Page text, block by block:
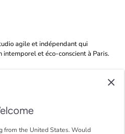
agile et indépendant qui
et éco-conscient à Paris.
from the United States. Would